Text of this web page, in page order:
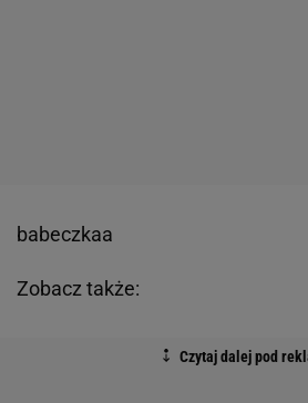
babeczkaa
Zobacz także: